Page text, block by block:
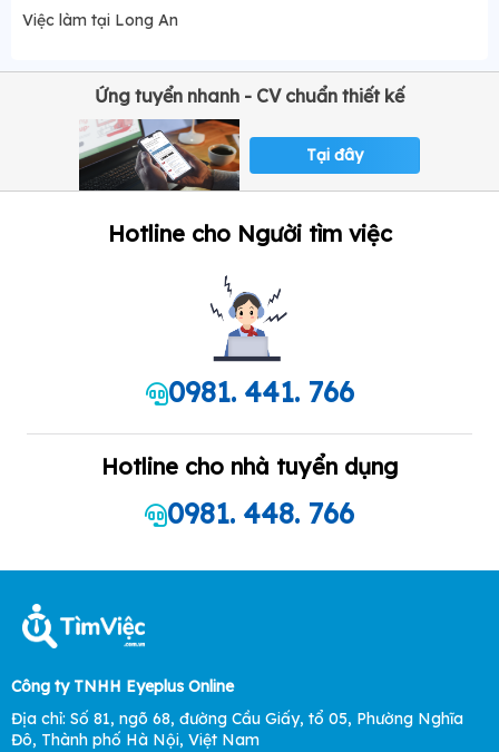
Việc làm tại Long An
Ứng tuyển nhanh - CV chuẩn thiết kế
Tại đây
Hotline cho Người tìm việc
0981. 441. 766
Hotline cho nhà tuyển dụng
0981. 448. 766
Công ty TNHH Eyeplus Online
Địa chỉ: Số 81, ngõ 68, đường Cầu Giấy, tổ 05, Phường Nghĩa
Đô, Thành phố Hà Nội, Việt Nam